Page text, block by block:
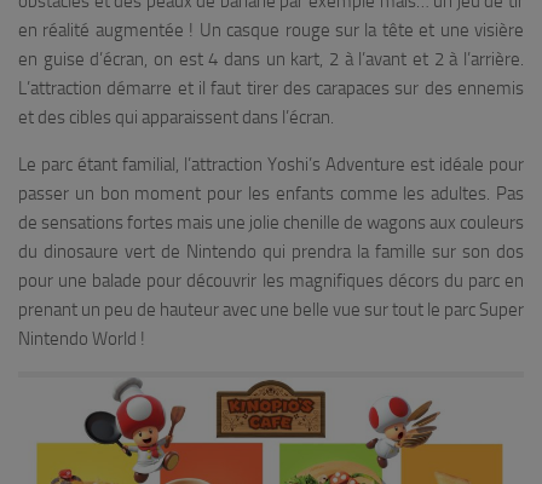
en réalité augmentée ! Un casque rouge sur la tête et une visière
en guise d’écran, on est 4 dans un kart, 2 à l’avant et 2 à l’arrière.
L’attraction démarre et il faut tirer des carapaces sur des ennemis
et des cibles qui apparaissent dans l’écran.
Le parc étant familial, l’attraction Yoshi’s Adventure est idéale pour
passer un bon moment pour les enfants comme les adultes. Pas
de sensations fortes mais une jolie chenille de wagons aux couleurs
du dinosaure vert de Nintendo qui prendra la famille sur son dos
pour une balade pour découvrir les magnifiques décors du parc en
prenant un peu de hauteur avec une belle vue sur tout le parc Super
Nintendo World !